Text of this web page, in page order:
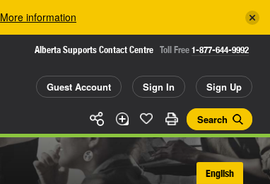
More information
Alberta Supports Contact Centre Toll Free 1-877-644-9992
Guest Account Sign In Sign Up
Search
English